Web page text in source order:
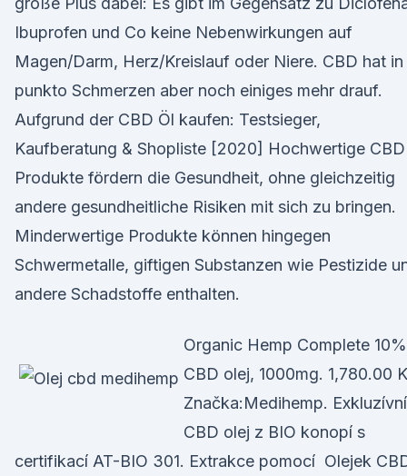
Ibuprofen und Co keine Nebenwirkungen auf
Magen/Darm, Herz/Kreislauf oder Niere. CBD hat in
punkto Schmerzen aber noch einiges mehr drauf.
Aufgrund der CBD Öl kaufen: Testsieger,
Kaufberatung & Shopliste [2020] Hochwertige CBD
Produkte fördern die Gesundheit, ohne gleichzeitig
andere gesundheitliche Risiken mit sich zu bringen.
Minderwertige Produkte können hingegen
Schwermetalle, giftigen Substanzen wie Pestizide
andere Schadstoffe enthalten.
Organic Hemp Complete 10%
CBD olej, 1000mg. 1,780.00
Značka:Medihemp. Exkluzívní
CBD olej z BIO konopí s
certifikací AT-BIO 301. Extrakce pomocí Olejek